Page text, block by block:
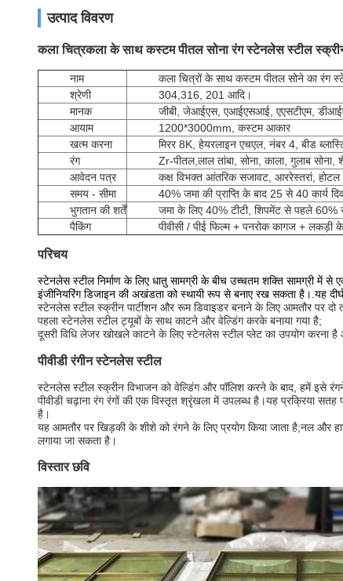
उत्पाद विवरण
कला चित्रकला के साथ कस्टम पीतल सोना रंग स्टेनलेस स्टील
नाम
कला चित्रों के साथ कस्टम पीतल सोने का रंग
श्रेणी
304,316, 201 आदि।
मानक
जीबी, जेआईएस, एआईएसआई, एएसटीएम,
आयाम
1200*3000mm, कस्टम आकार
खत्म करना
मिरर 8K, हेयरलाइन एचएल, नंबर 4, बीड
रंग
Zr-पीतल,लाल तांबा, सोना, काला, गुलाब
आवेदन पत्र
कक्ष विभक्त आंतरिक सजावट, आररेस्तरां, होटल
समय - सीमा
40% जमा की प्राप्ति के बाद 25 से 40 कार्य
भुगतान की शर्तें
जमा के लिए 40% टीटी, शिपमेंट से पहले
पैकिंग
पीवीसी / पीई फिल्म + पनरोक कागज +
परिचय
स्टेनलेस स्टील निर्माण के लिए धातु सामग्री के बीच उच्चतम शक्ति सामग्री
इंजीनियरिंग डिजाइन की अखंडता को स्थायी रूप से बनाए रख सकता है।.यह
स्टेनलेस स्टील स्क्रीन पार्टीशन और रूम डिवाइडर बनाने के लिए आमतौर पर दो
पहला स्टेनलेस स्टील ट्यूबों के साथ काटने और वेल्डिंग करके बनाया गया है;
दूसरी विधि लेजर खोखले काटने के लिए स्टेनलेस स्टील प्लेट का उपयोग करना
पीवीडी रंगीन स्टेनलेस स्टील
स्टेनलेस स्टील स्क्रीन विभाजन को वेल्डिंग और पॉलिश करने के बाद, हमें इसे
पीवीडी चढ़ाना रंग रंगों की एक विस्तृत श्रृंखला में उपलब्ध है।यह प्रक्रिया
है।
यह आमतौर पर खिड़की के शीशे को रंगने के लिए प्रयोग किया जाता है;नल और
लगाया जा सकता है।
विस्तार छवि